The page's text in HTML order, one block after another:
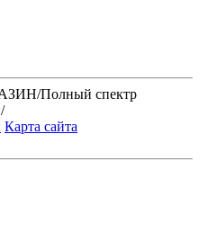
Полный спектр
Карта сайта